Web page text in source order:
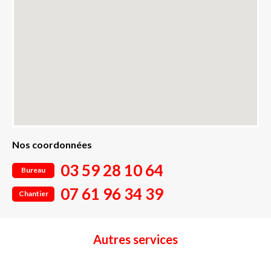
Nos coordonnées
Bureau 03 59 28 10 64
Chantier 07 61 96 34 39
Autres services